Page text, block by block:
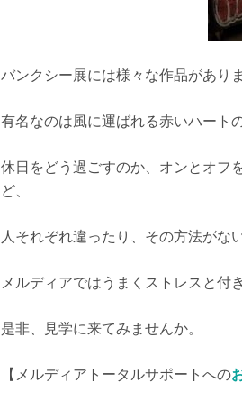
バンクシー展には様々な作品がありま
有名なのは風に運ばれる赤いハート
休日をどう過ごすのか、オンとオフ
ど、
人それぞれ違ったり、その方法がな
メルディアではうまくストレスと付
是非、見学に来てみませんか。
【メルディアトータルサポートへの